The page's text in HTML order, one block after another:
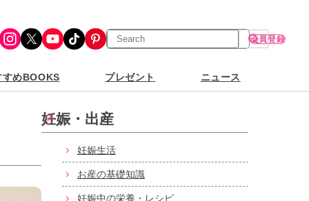
Instagram X YouTube TikTok Pinterest
検
索
会員登録
すめBOOKS プレゼント ニュース
妊娠・出産
妊娠生活
お産の基礎知識
妊娠中の栄養・レシピ